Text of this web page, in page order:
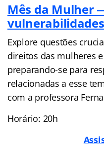
Mês da Mulher
Explore questões
direitos das mulheres
preparando-se para
relacionadas a esse
com a professora
Horário: 20h
A